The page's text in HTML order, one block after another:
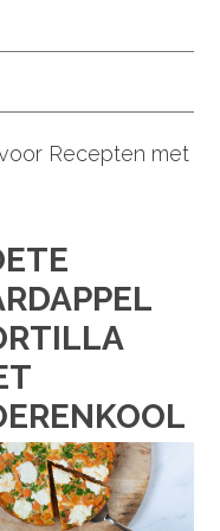
Recepten met